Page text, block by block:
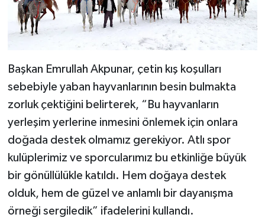
Başkan Emrullah Akpunar, çetin kış koşulları
sebebiyle yaban hayvanlarının besin bulmakta
zorluk çektiğini belirterek, “Bu hayvanların
yerleşim yerlerine inmesini önlemek için onlara
doğada destek olmamız gerekiyor. Atlı spor
kulüplerimiz ve sporcularımız bu etkinliğe büyük
bir gönüllülükle katıldı. Hem doğaya destek
olduk, hem de güzel ve anlamlı bir dayanışma
örneği sergiledik” ifadelerini kullandı.